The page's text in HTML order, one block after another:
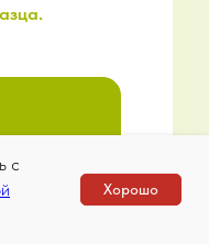
с
Хорошо